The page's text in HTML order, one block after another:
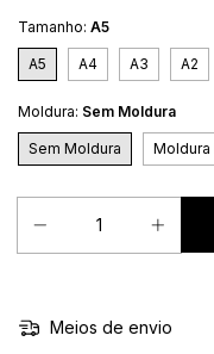
Tamanho: A5
A5 A4 A3 A2
Moldura: Sem Moldura
Sem Moldura Moldura
Meios de envio